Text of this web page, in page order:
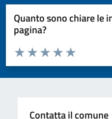
Quanto sono chiare le
pagina?
Valuta da 1 a 5 stelle la pagina
Valuta 5
Valuta 4 stelle su
Valuta 3 stelle su 5
Valuta 2 stelle su 5
Valuta 1 stelle su 5
Contatta il comune